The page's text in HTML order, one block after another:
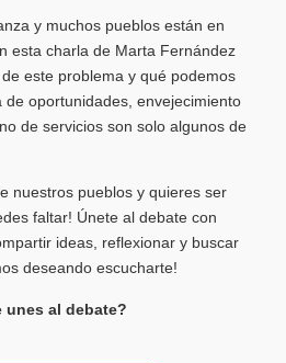
y muchos pueblos están en
esta charla de Marta Fernández
este problema y qué podemos
oportunidades, envejecimiento
de servicios son solo algunos de
nuestros pueblos y quieres ser
faltar! Únete al debate con
ideas, reflexionar y buscar
deseando escucharte!
unes al debate?